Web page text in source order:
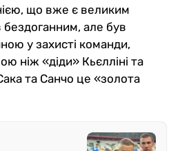
що вже є великим
бездоганним, але був
у захисті команди,
ніж «діди» Кьєлліні та
та Санчо це «золота